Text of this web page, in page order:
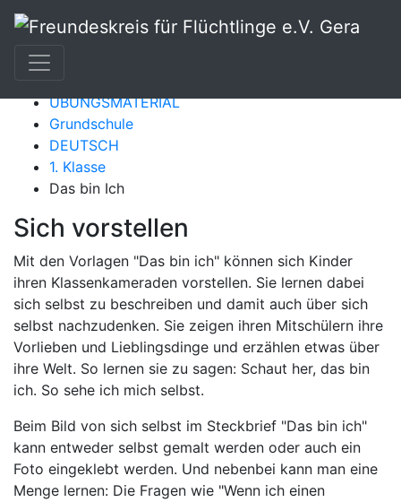
HOME
ÜBUNGSMATERIAL
Grundschule
DEUTSCH
1. Klasse
Das bin Ich
Sich vorstellen
Mit den Vorlagen "Das bin ich" können sich Kinder
ihren Klassenkameraden vorstellen. Sie lernen dabei
sich selbst zu beschreiben und damit auch über sich
selbst nachzudenken. Sie zeigen ihren Mitschülern ihre
Vorlieben und Lieblingsdinge und erzählen etwas über
ihre Welt. So lernen sie zu sagen: Schaut her, das bin
ich. So sehe ich mich selbst.
Beim Bild von sich selbst im Steckbrief "Das bin ich"
kann entweder selbst gemalt werden oder auch ein
Foto eingeklebt werden. Und nebenbei kann man eine
Menge lernen: Die Fragen wie "Wenn ich einen